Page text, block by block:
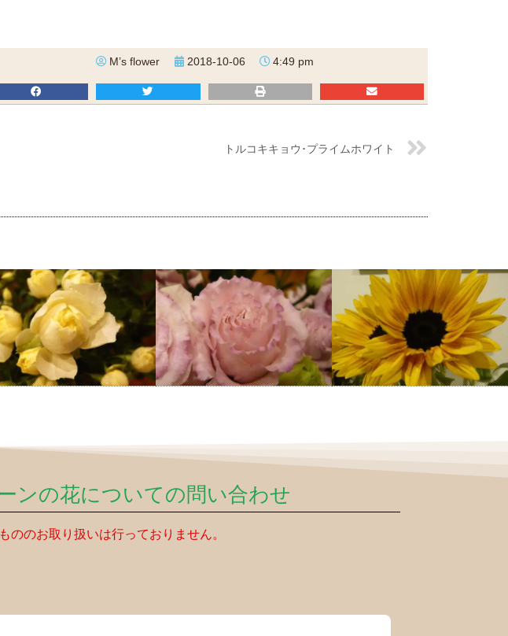
M’s flower 2018-10-06 4:49 pm
トルコキキョウ･プライムホワイト
ンの花についての問い合わせ
のお取り扱いは行っておりません。